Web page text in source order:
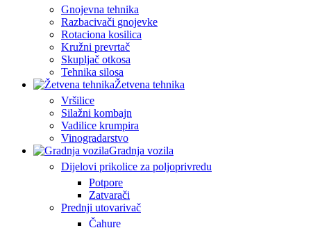
Gnojevna tehnika
Razbacivači gnojevke
Rotaciona kosilica
Kružni prevrtač
Skupljač otkosa
Tehnika silosa
Žetvena tehnika
Vršilice
Silažni kombajn
Vadilice krumpira
Vinogradarstvo
Gradnja vozila
Dijelovi prikolice za poljoprivredu
Potpore
Zatvarači
Prednji utovarivač
Čahure